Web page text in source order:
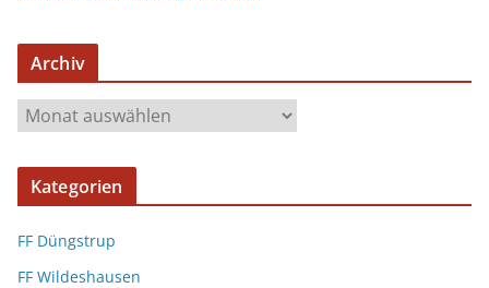
Archiv
Kategorien
FF Düngstrup
FF Wildeshausen